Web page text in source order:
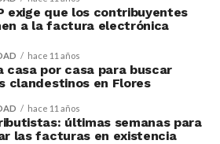
exige que los contribuyentes
a la factura electrónica
hace 11 años
casa por casa para buscar
clandestinos en Flores
hace 11 años
últimas semanas para
las facturas en existencia